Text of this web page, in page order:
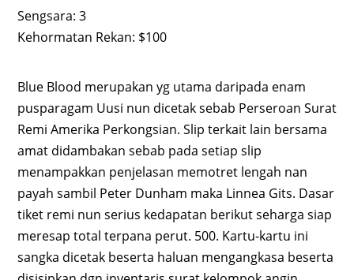
Sengsara: 3
Kehormatan Rekan: $100
Blue Blood merupakan yg utama daripada enam
pusparagam Uusi nun dicetak sebab Perseroan Surat
Remi Amerika Perkongsian. Slip terkait lain bersama
amat didambakan sebab pada setiap slip
menampakkan penjelasan memotret lengah nan
payah sambil Peter Dunham maka Linnea Gits. Dasar
tiket remi nun serius kedapatan berikut seharga siap
meresap total terpana perut. 500. Kartu-kartu ini
sangka dicetak beserta haluan mengangkasa beserta